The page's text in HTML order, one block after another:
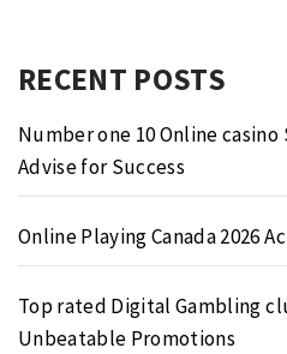
RECENT POSTS
Number one 10 Online casino
Advise for Success
Online Playing Canada 2026
Top rated Digital Gambling
Unbeatable Promotions